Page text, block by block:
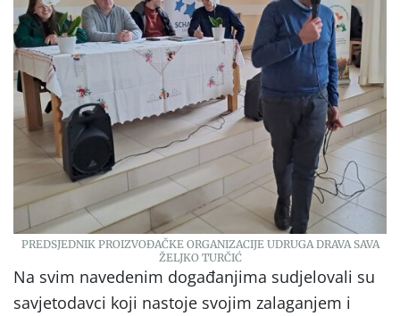
PREDSJEDNIK PROIZVOĐAČKE ORGANIZACIJE UDRUGA DRAVA SAVA
ŽELJKO TURČIĆ
Na svim navedenim događanjima sudjelovali su
savjetodavci koji nastoje svojim zalaganjem i